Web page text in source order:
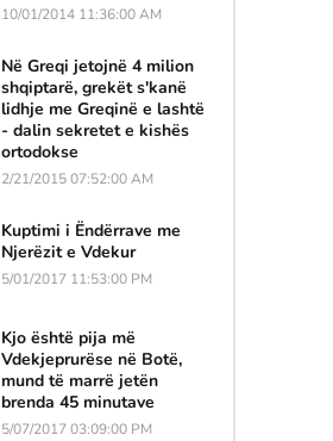
10/01/2014 11:36:00 AM
Në Greqi jetojnë 4 milion
shqiptarë, grekët s'kanë
lidhje me Greqinë e lashtë
- dalin sekretet e kishës
ortodokse
2/21/2015 07:52:00 AM
Kuptimi i Ëndërrave me
Njerëzit e Vdekur
5/01/2017 11:53:00 PM
Kjo është pija më
Vdekjeprurëse në Botë,
mund të marrë jetën
brenda 45 minutave
5/07/2017 03:09:00 PM